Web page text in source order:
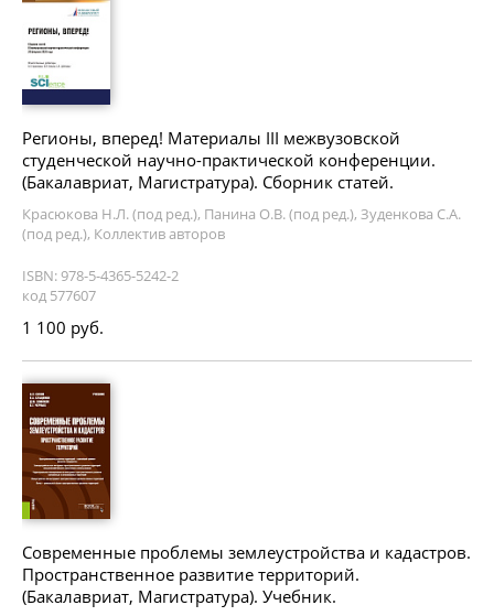
Регионы, вперед! Материалы III межвузовской
студенческой научно-практической конференции.
(Бакалавриат, Магистратура). Сборник статей.
Красюкова Н.Л. (под ред.), Панина О.В. (под ред.), Зуденкова С.А.
(под ред.), Коллектив авторов
ISBN: 978-5-4365-5242-2
код 577607
1 100 руб.
Современные проблемы землеустройства и кадастров.
Пространственное развитие территорий.
(Бакалавриат, Магистратура). Учебник.